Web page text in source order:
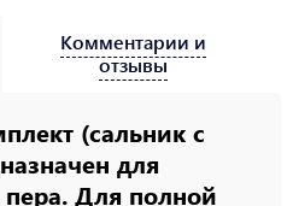
(сальник с
для
Для полной
Комментарии и
отзывы